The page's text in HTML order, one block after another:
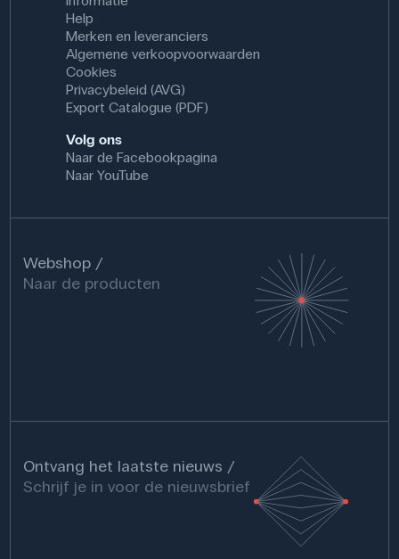
Help
Merken en leveranciers
Algemene verkoopvoorwaarden
Cookies
Privacybeleid (AVG)
Export Catalogue (PDF)
Volg ons
Naar de Facebookpagina
Naar YouTube
Webshop
Naar de producten
Ontvang het laatste nieuws
Schrijf je in voor de nieuwsbrief